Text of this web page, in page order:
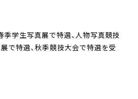
学生写真展で特選、人物写真競技
で特選、秋季競技大会で特選を受